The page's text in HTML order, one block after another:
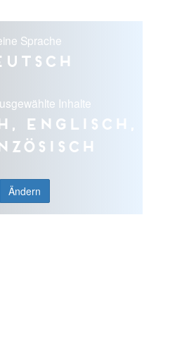
Sprache
Inhalte
Englisch,
Ändern